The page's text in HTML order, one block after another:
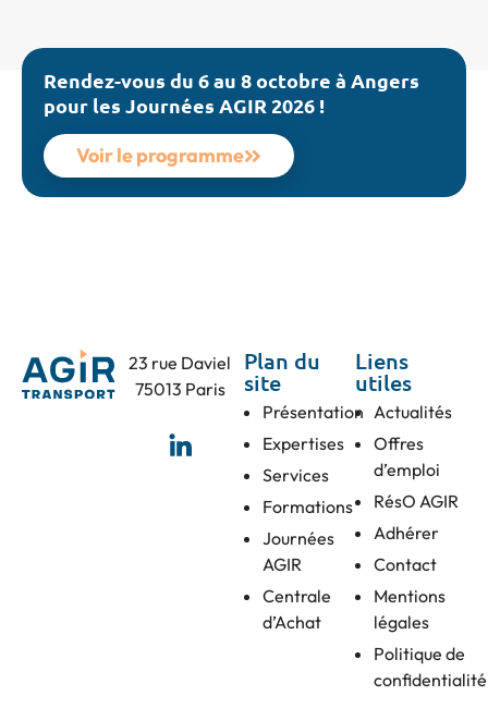
Rendez-vous du 6 au 8 octobre à Angers
pour les Journées AGIR 2026 !
Voir le programme
23 rue Daviel
75013 Paris
Plan du
site
Présentation
Expertises
Services
Formations
Journées
AGIR
Centrale
d’Achat
Liens
utiles
Actualités
Offres
d’emploi
RésO AGIR
Adhérer
Contact
Mentions
légales
Politique de
confidentialité